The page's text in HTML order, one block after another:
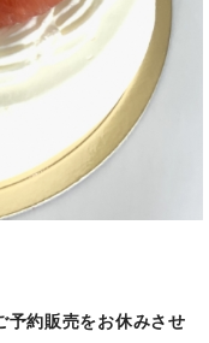
予約販売をお休みさせ